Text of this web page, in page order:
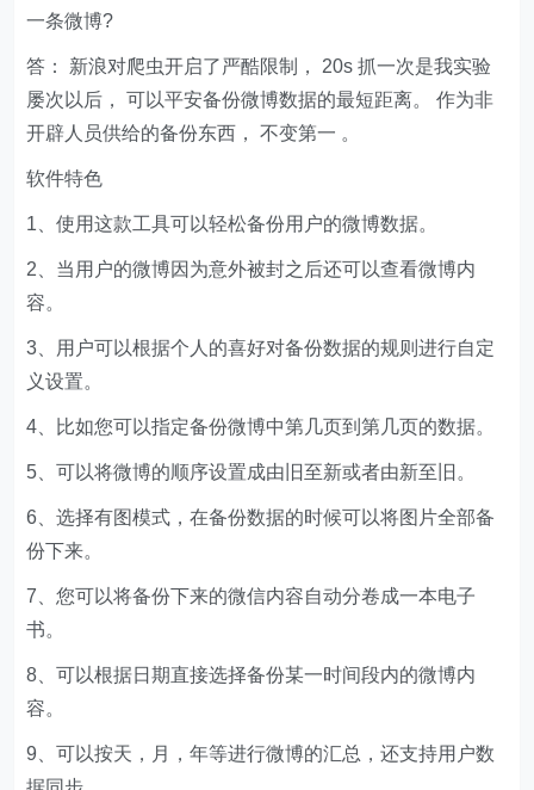
一条微博?
答： 新浪对爬虫开启了严酷限制， 20s 抓一次是我实验
屡次以后， 可以平安备份微博数据的最短距离。 作为非
开辟人员供给的备份东西， 不变第一 。
软件特色
1、使用这款工具可以轻松备份用户的微博数据。
2、当用户的微博因为意外被封之后还可以查看微博内
容。
3、用户可以根据个人的喜好对备份数据的规则进行自定
义设置。
4、比如您可以指定备份微博中第几页到第几页的数据。
5、可以将微博的顺序设置成由旧至新或者由新至旧。
6、选择有图模式，在备份数据的时候可以将图片全部备
份下来。
7、您可以将备份下来的微信内容自动分卷成一本电子
书。
8、可以根据日期直接选择备份某一时间段内的微博内
容。
9、可以按天，月，年等进行微博的汇总，还支持用户数